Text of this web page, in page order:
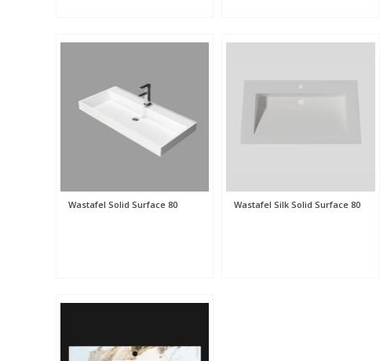
Wastafel Solid Surface 80 Wastafel Silk Solid Surface 80